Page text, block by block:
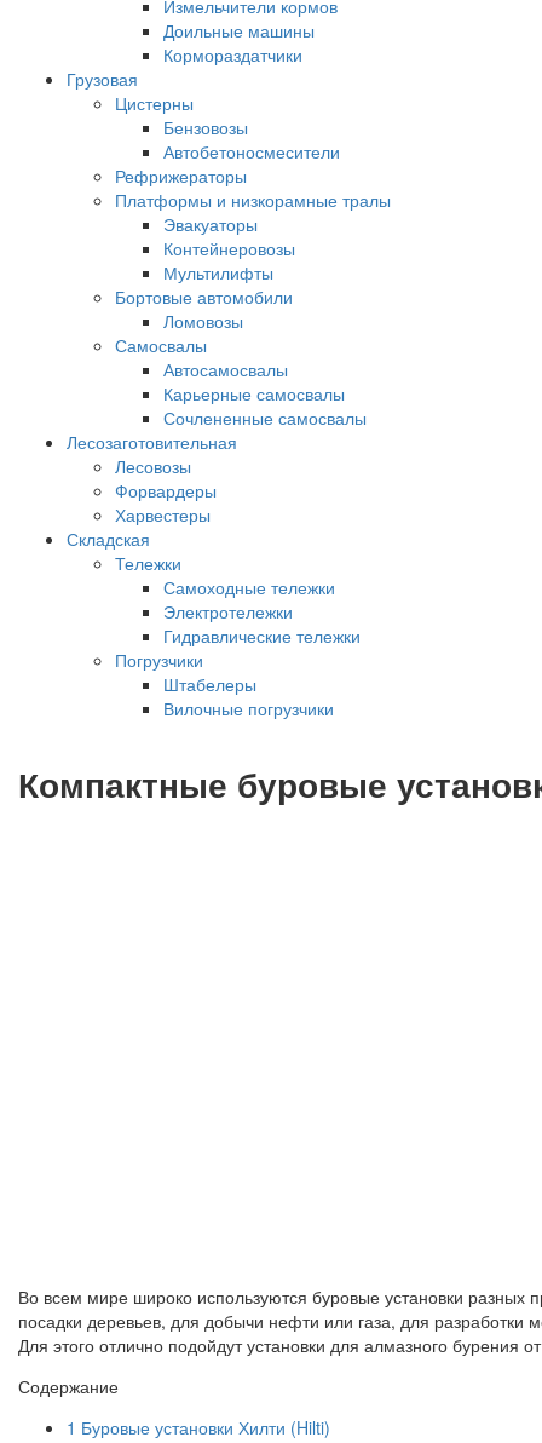
Измельчители кормов
Доильные машины
Кормораздатчики
Грузовая
Цистерны
Бензовозы
Автобетоносмесители
Рефрижераторы
Платформы и низкорамные тралы
Эвакуаторы
Контейнеровозы
Мультилифты
Бортовые автомобили
Ломовозы
Самосвалы
Автосамосвалы
Карьерные самосвалы
Сочлененные самосвалы
Лесозаготовительная
Лесовозы
Форвардеры
Харвестеры
Складская
Тележки
Самоходные тележки
Электротележки
Гидравлические тележки
Погрузчики
Штабелеры
Вилочные погрузчики
Компактные буровые
Во всем мире широко используются буровые установки разных
посадки деревьев, для добычи нефти или газа, для разработки
Для этого отлично подойдут установки для алмазного бурения
Содержание
1 Буровые установки Хилти (Hilti)